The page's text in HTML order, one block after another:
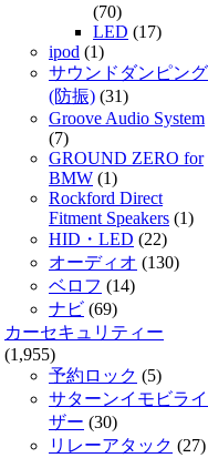
(70)
LED (17)
ipod (1)
サウンドダンピング
(防振) (31)
Groove Audio System
(7)
GROUND ZERO for
BMW (1)
Rockford Direct
Fitment Speakers (1)
HID・LED (22)
オーディオ (130)
ベロフ (14)
ナビ (69)
カーセキュリティー
(1,955)
予約ロック (5)
サターンイモビライ
ザー (30)
リレーアタック (27)